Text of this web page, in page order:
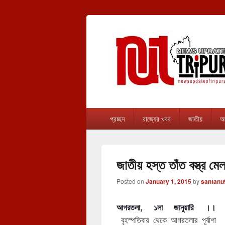
প্রচ্ছদ রাজ্যের খবর জাতীয়
জাতীয় হস্ত তাঁত বস্ত্র
Posted on January 1, 2015by
আগরতলা, ১লা জানুয়ারি ।।
বৃহস্পতিবার থেকে আগরতলার পূর্বাশা